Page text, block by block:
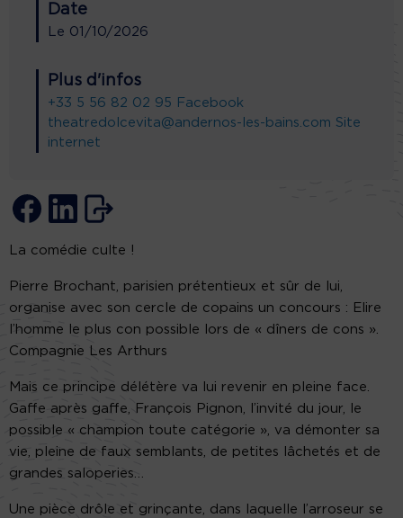
Date
Le 01/10/2026
Plus d'infos
+33 5 56 82 02 95 Facebook
theatredolcevita@andernos-les-bains.com Site
internet
La comédie culte !
Pierre Brochant, parisien prétentieux et sûr de lui,
organise avec son cercle de copains un concours : Elire
l’homme le plus con possible lors de « dîners de cons ».
Compagnie Les Arthurs
Mais ce principe délétère va lui revenir en pleine face.
Gaffe après gaffe, François Pignon, l’invité du jour, le
possible « champion toute catégorie », va démonter sa
vie, pleine de faux semblants, de petites lâchetés et de
grandes saloperies…
Une pièce drôle et grinçante, dans laquelle l’arroseur se